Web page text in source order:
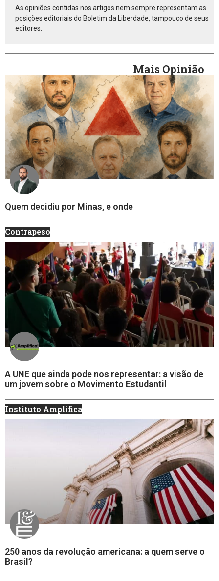
As opiniões contidas nos artigos nem sempre representam as
posições editoriais do Boletim da Liberdade, tampouco de seus
editores.
Mais Opinião
Quem decidiu por Minas, e onde
Contrapeso
A UNE que ainda pode nos representar: a visão de
um jovem sobre o Movimento Estudantil
Instituto Amplifica
250 anos da revolução americana: a quem serve o
Brasil?